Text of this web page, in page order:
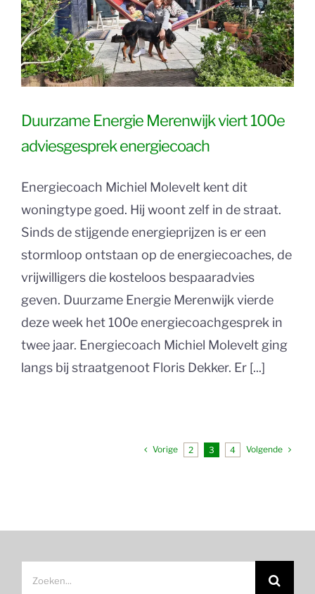
Duurzame Energie Merenwijk viert 100e
adviesgesprek energiecoach
Energiecoach Michiel Molevelt kent dit
woningtype goed. Hij woont zelf in de straat.
Sinds de stijgende energieprijzen is er een
stormloop ontstaan op de energiecoaches, de
vrijwilligers die kosteloos bespaaradvies
geven. Duurzame Energie Merenwijk vierde
deze week het 100e energiecoachgesprek in
twee jaar. Energiecoach Michiel Molevelt ging
langs bij straatgenoot Floris Dekker. Er [...]
Vorige 2 3 4 Volgende